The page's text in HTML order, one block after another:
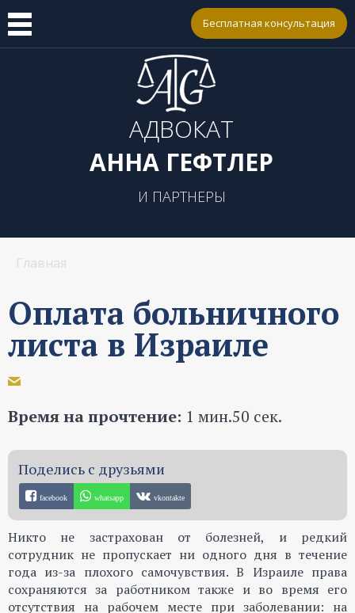
Бесплатная консультация
АДВОКАТ
АННА ГЕФТЛЕР
И ПАРТНЕРЫ
Главная
Оплата больничного
листа в Израиле
Время на прочтение: 1 мин.50 сек.
facebook whatsapp vkontakte
Никто не застрахован от болезней, и редкий
сотрудник не пропускает ни одного дня в течение
года из-за плохого самочувствия. В Израиле права
сохраняются за работником также и во время его
отсутствия на рабочем месте при заболевании: на